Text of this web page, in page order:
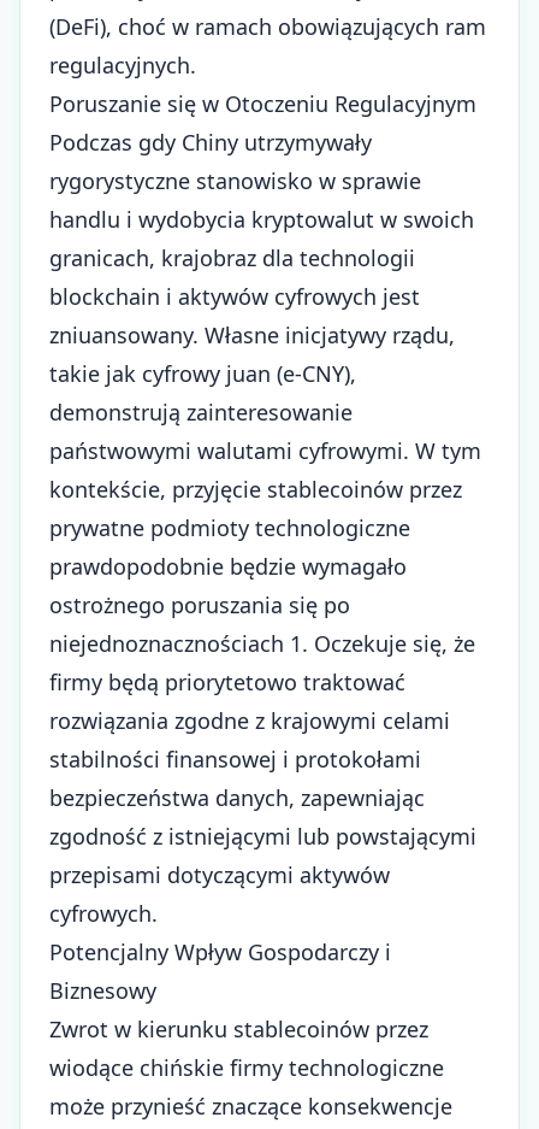
(DeFi), choć w ramach obowiązujących ram
regulacyjnych.
Poruszanie się w Otoczeniu Regulacyjnym
Podczas gdy Chiny utrzymywały
rygorystyczne stanowisko w sprawie
handlu i wydobycia kryptowalut w swoich
granicach, krajobraz dla technologii
blockchain i aktywów cyfrowych jest
zniuansowany. Własne inicjatywy rządu,
takie jak cyfrowy juan (e-CNY),
demonstrują zainteresowanie
państwowymi walutami cyfrowymi. W tym
kontekście, przyjęcie stablecoinów przez
prywatne podmioty technologiczne
prawdopodobnie będzie wymagało
ostrożnego poruszania się po
niejednoznacznościach 1. Oczekuje się, że
firmy będą priorytetowo traktować
rozwiązania zgodne z krajowymi celami
stabilności finansowej i protokołami
bezpieczeństwa danych, zapewniając
zgodność z istniejącymi lub powstającymi
przepisami dotyczącymi aktywów
cyfrowych.
Potencjalny Wpływ Gospodarczy i
Biznesowy
Zwrot w kierunku stablecoinów przez
wiodące chińskie firmy technologiczne
może przynieść znaczące konsekwencje